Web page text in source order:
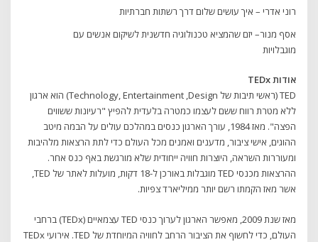
רוני אדרי – איך עושים שלום דרך רשתות חברתיות
אסף מנור– יזם שהמציא טכנולוגיה חדשנית לשיקום אנשים עם
מוגבלויות
אודות TEDx
TED (ראשי תיבות של Technology, Entertainment ,Design) הוא ארגון
ללא מטרת רווח ששם לעצמו כמטרה בלעדית להפיץ "רעיונות ששווים
הפצה". מאז 1984, עורך הארגון כנסים במהלכם עולים על הבמה מיטב
ההוגים, אישי ציבור, מדענים ואמנים מכל העולם כדי לתת הרצאות מלהיבות
ומעוררות השראה, היוצרות חוויה ייחודית שלא מורגשת באף כנס אחר.
ההרצאות מכנסי TED מוגבלות באורכן ל-18 דקות, מועלות לאתר של TED,
אשר מאז הקמתו רשם יותר ממיליארד צפיות.
מאז שנת 2009, מאפשר הארגון לערוך כנסי TED עצמאיים (TEDx) ברחבי
העולם, כדי לחשוף את הציבור הרחב לחוויה המיוחדת של TED. אירועי TEDx